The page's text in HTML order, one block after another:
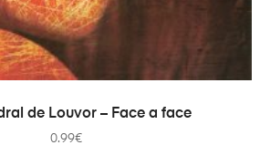
AÑADIR AL CARRITO
de Louvor – Face a face
0.99€